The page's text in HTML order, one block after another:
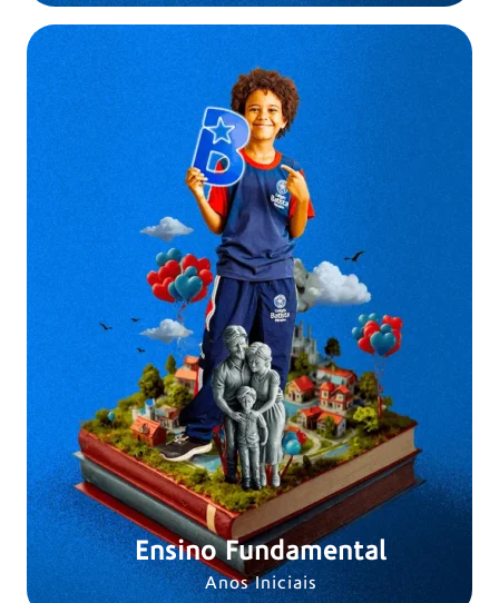
Ensino Fundamental
Anos Iniciais